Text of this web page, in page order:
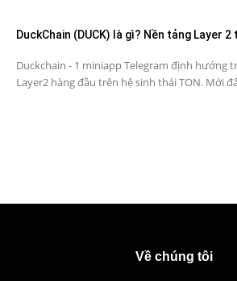
DuckChain (DUCK) là gì? Nền tảng Layer
Duckchain - 1 miniapp Telegram định hướng
Layer2 hàng đầu trên hệ sinh thái TON. Mới
Về chúng tôi